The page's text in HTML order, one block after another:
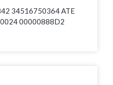
34516750364 ATE
00000888D2